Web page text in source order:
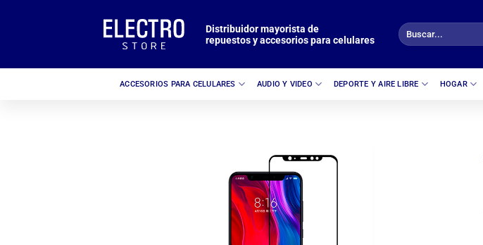
Distribuidor mayorista de
repuestos y accesorios para celulares
Buscar
por:
ACCESORIOS PARA CELULARES AUDIO Y VIDEO DEPORTE Y AIRE LIBRE HOGAR